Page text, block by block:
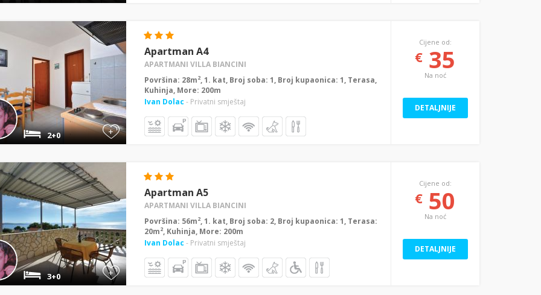
+
2+0
Apartman A4
APARTMANI VILLA BIANCINI
Površina: 28m2, 1. kat, Broj soba: 1, Broj kupaonica: 1, Terasa,
Kuhinja, More: 200m
Ivan Dolac - Privatni smještaj
Cijene od:
€ 35
Na noć
DETALJNIJE
+
3+0
Apartman A5
APARTMANI VILLA BIANCINI
Površina: 56m2, 1. kat, Broj soba: 2, Broj kupaonica: 1, Terasa:
20m2, Kuhinja, More: 200m
Ivan Dolac - Privatni smještaj
Cijene od:
€ 50
Na noć
DETALJNIJE